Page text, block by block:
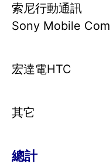
索尼行動通訊
Sony Mobile
宏達電HTC
其它
總計